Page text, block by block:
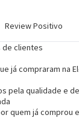
Review Positivo
de clientes
já compraram na
pela qualidade e
quem já comprou